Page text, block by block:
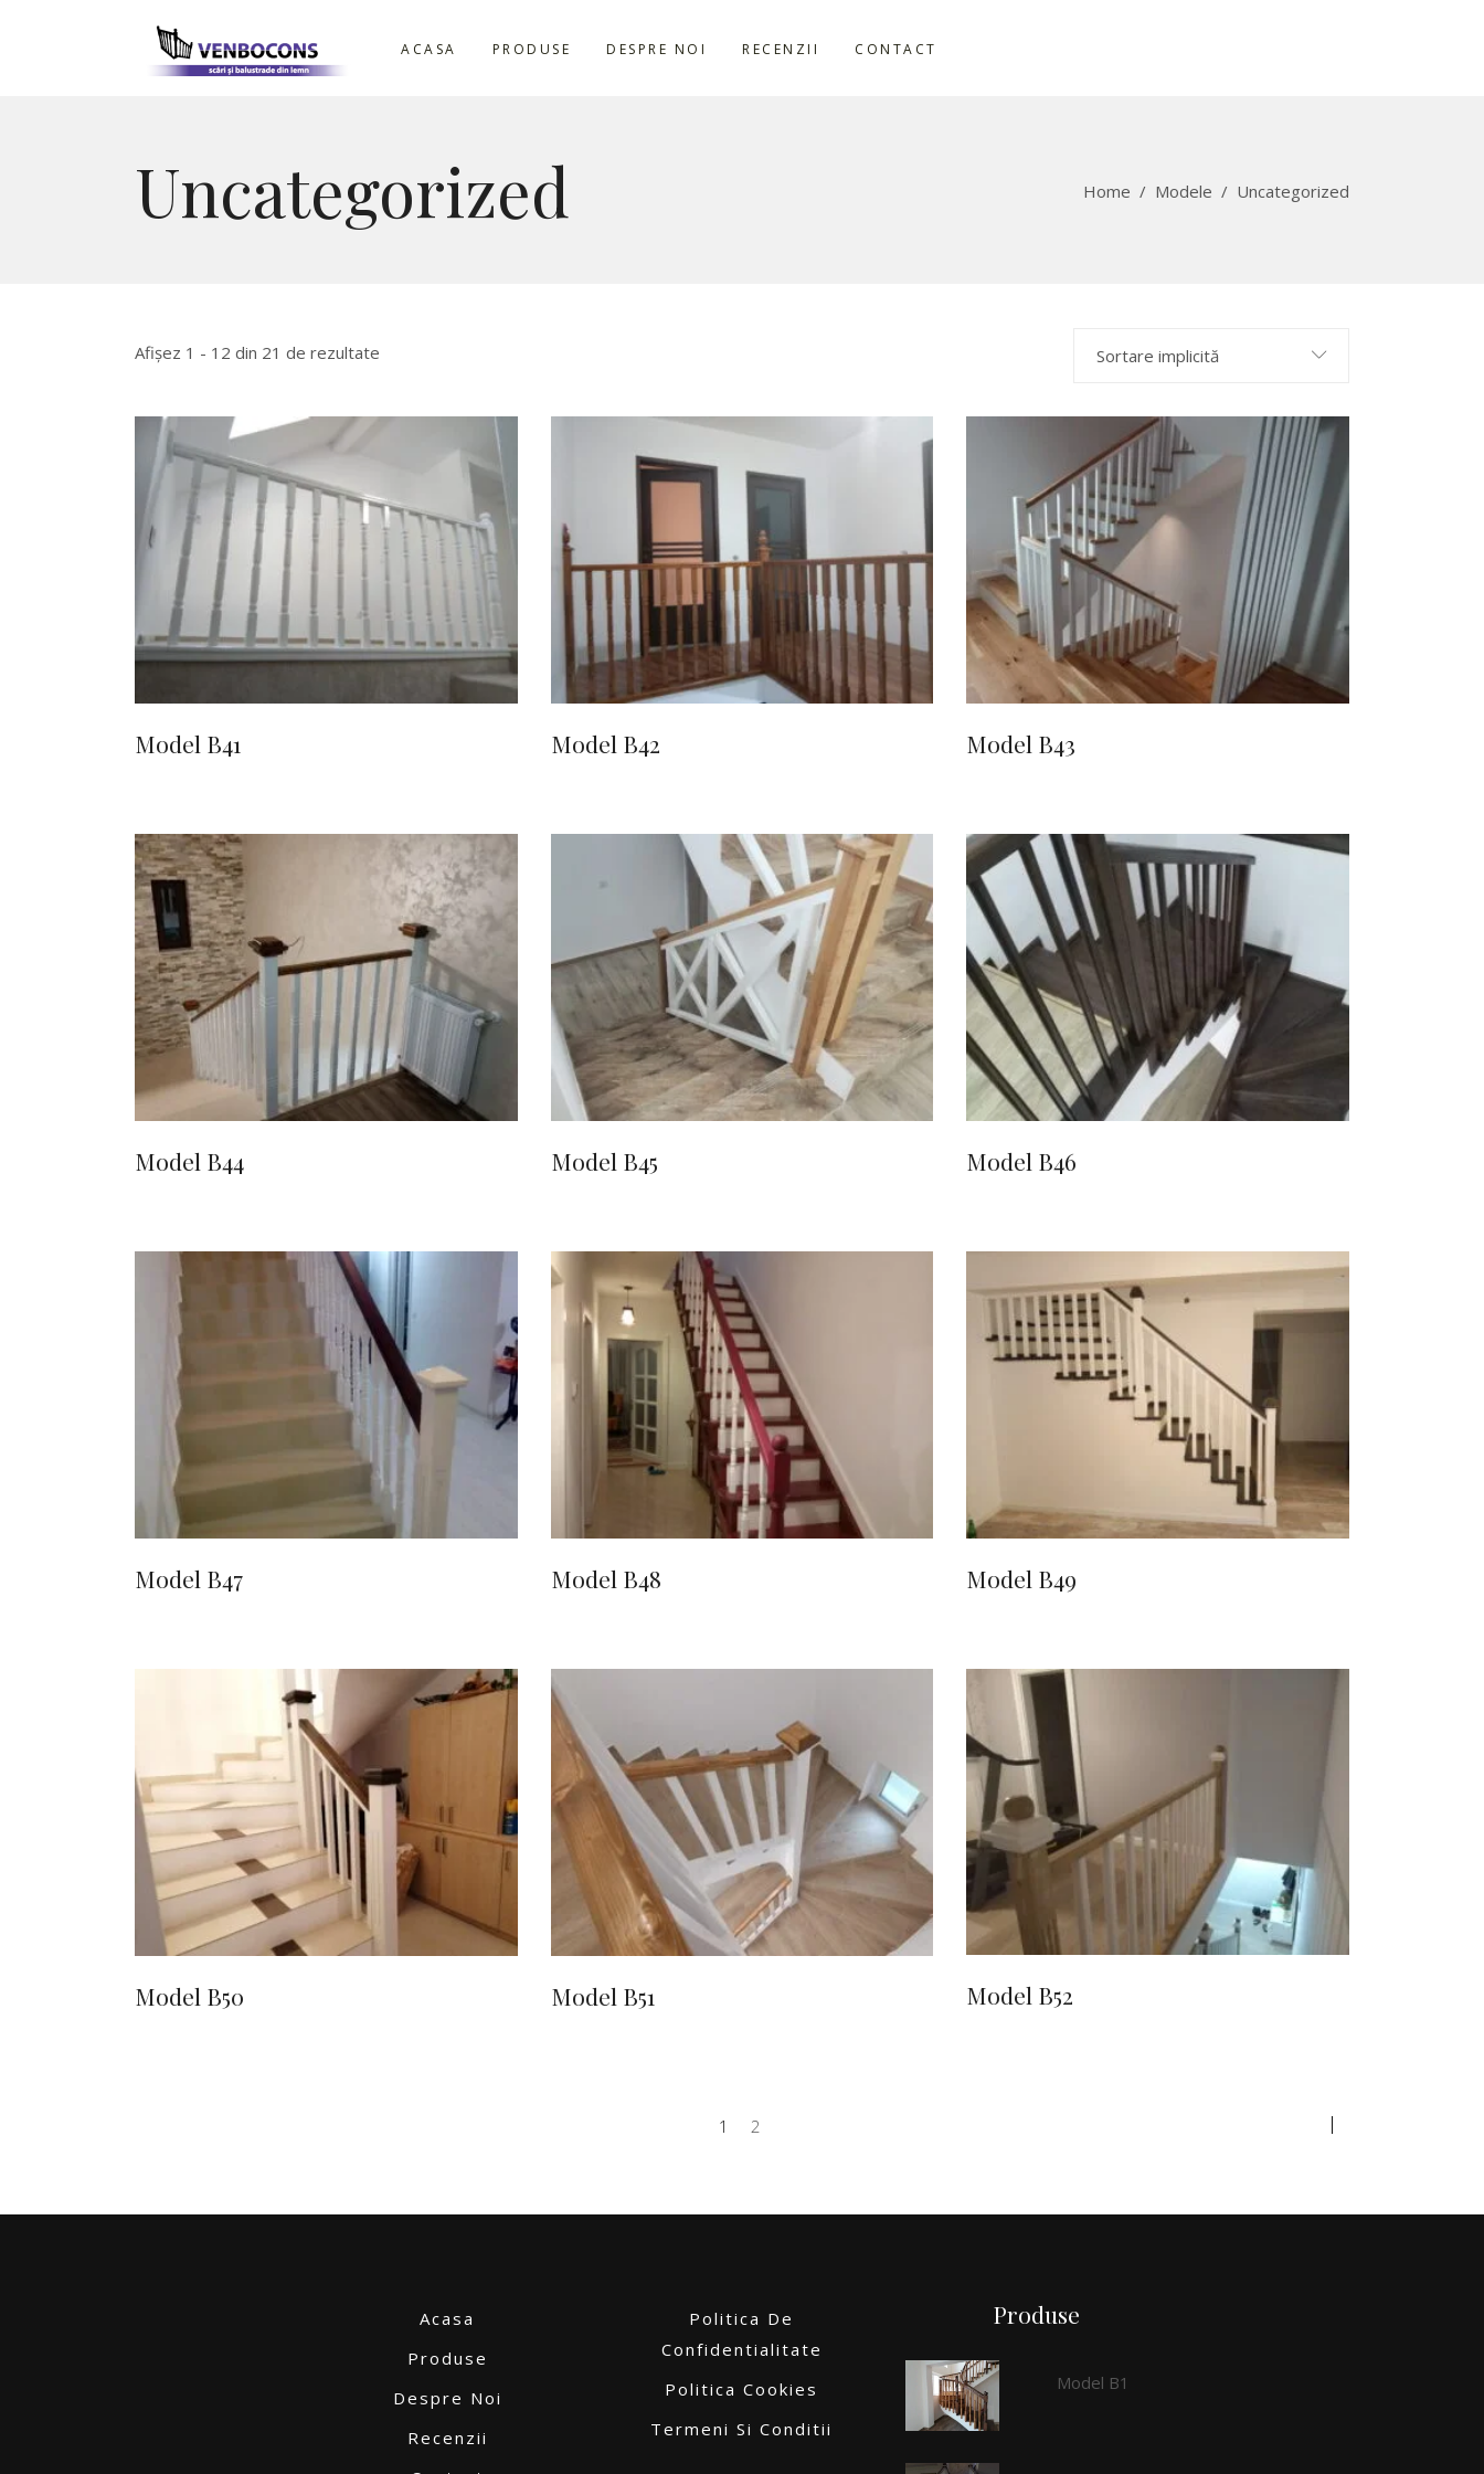
ACASA PRODUSE DESPRE NOI RECENZII CONTACT
Uncategorized Home / Modele / Uncategorized
Afișez 1 - 12 din 21 de rezultate Sortare implicită
CITEȘTE MAI MULT
Model B41
CITEȘTE MAI MULT
Model B42
CITEȘTE MAI MULT
Model B43
CITEȘTE MAI MULT
Model B44
CITEȘTE MAI MULT
Model B45
CITEȘTE MAI MULT
Model B46
CITEȘTE MAI MULT
Model B47
CITEȘTE MAI MULT
Model B48
CITEȘTE MAI MULT
Model B49
CITEȘTE MAI MULT
Model B50
CITEȘTE MAI MULT
Model B51
CITEȘTE MAI MULT
Model B52
1 2
Acasa
Produse
Despre Noi
Recenzii
Politica De
Confidentialitate
Politica Cookies
Termeni Si Conditii
Produse
Model B1